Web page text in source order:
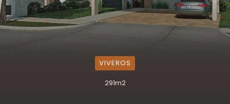
VIVEROS
291m2